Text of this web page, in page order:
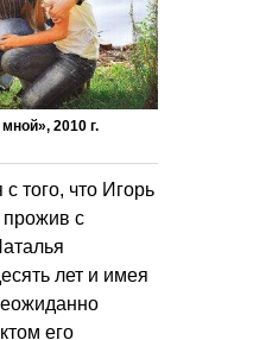
2010 г.
того, что Игорь
прожив с
лет и имея
его